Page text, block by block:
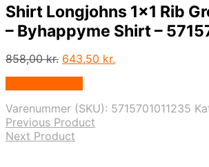
Shirt Longjohns 1×1 Rib
– Byhappyme Shirt –
858,00kr. Den
858,00 kr..
643,50 kr.
643,50 kr..
Varenummer (SKU): 5715701011235
Previous Product
Next Product